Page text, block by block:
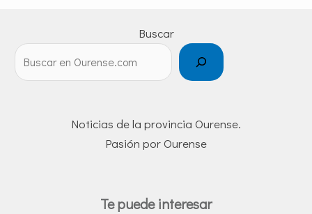
Buscar
Noticias de la provincia Ourense.
Pasión por Ourense
Te puede interesar